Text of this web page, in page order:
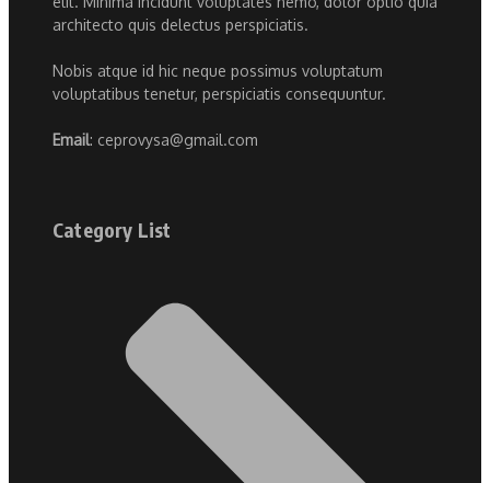
architecto quis delectus perspiciatis.
Nobis atque id hic neque possimus voluptatum
voluptatibus tenetur, perspiciatis consequuntur.
Email: ceprovysa@gmail.com
Category List